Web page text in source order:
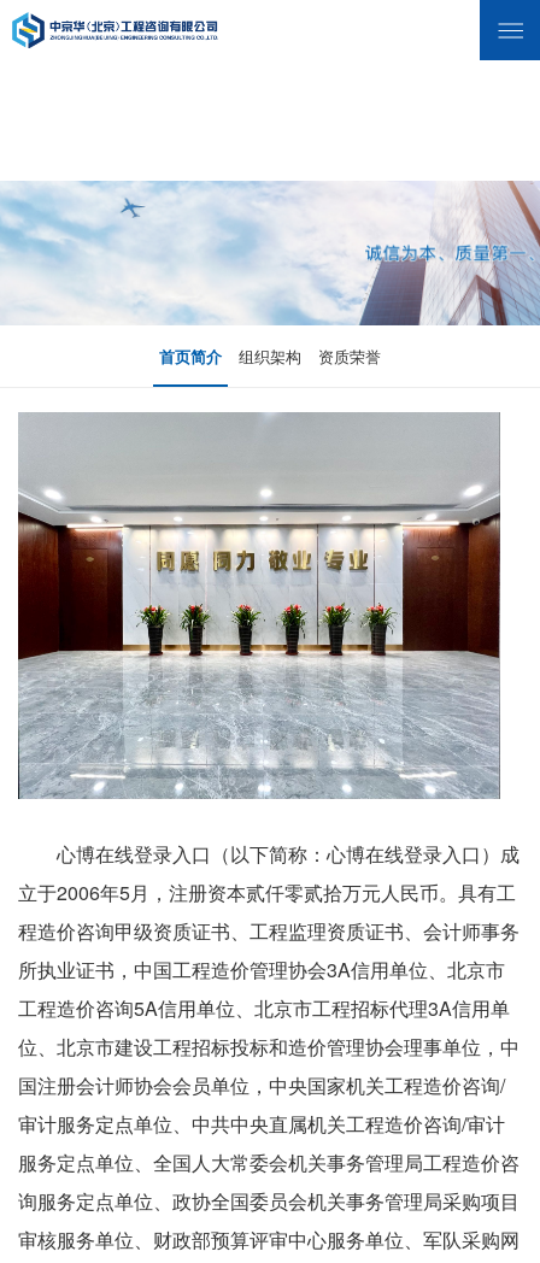
首页简介 组织架构 资质荣誉
心博在线登录入口（以下简称：心博在线登录入口）成
立于2006年5月，注册资本贰仟零贰拾万元人民币。具有工
程造价咨询甲级资质证书、工程监理资质证书、会计师事务
所执业证书，中国工程造价管理协会3A信用单位、北京市
工程造价咨询5A信用单位、北京市工程招标代理3A信用单
位、北京市建设工程招标投标和造价管理协会理事单位，中
国注册会计师协会会员单位，中央国家机关工程造价咨询/
审计服务定点单位、中共中央直属机关工程造价咨询/审计
服务定点单位、全国人大常委会机关事务管理局工程造价咨
询服务定点单位、政协全国委员会机关事务管理局采购项目
审核服务单位、财政部预算评审中心服务单位、军队采购网